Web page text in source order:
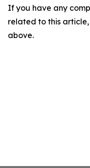
If you have any
related to this
above.